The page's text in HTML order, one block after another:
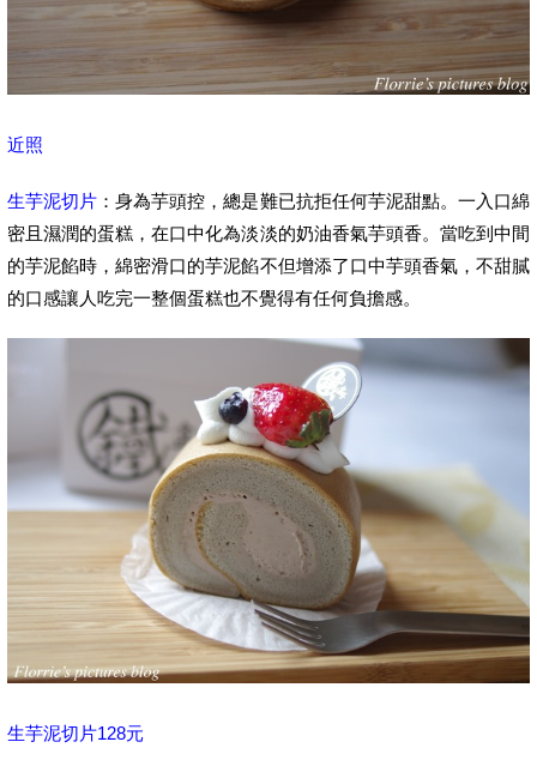
近照
生芋泥切片 ：身為芋頭控，總是難已抗拒任何芋泥甜點。一入口綿
密且濕潤的蛋糕，在口中化為淡淡的奶油香氣芋頭香。當吃到中間
的芋泥餡時，綿密滑口的芋泥餡不但增添了口中芋頭香氣，不甜膩
的口感讓人吃完一整個蛋糕也不覺得有任何負擔感。
生芋泥切片128元